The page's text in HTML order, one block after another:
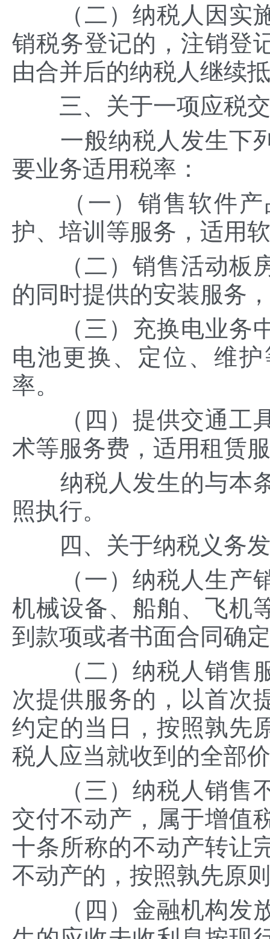
（二）纳税人因实施
销税务登记的，注销登
由合并后的纳税人继续
三、关于一项应税交
一般纳税人发生下列
要业务适用税率：
（一）销售软件产
护、培训等服务，适用
（二）销售活动板房
的同时提供的安装服务
（三）充换电业务中
电池更换、定位、维
率。
（四）提供交通工具
术等服务费，适用租赁
纳税人发生的与本条
照执行。
四、关于纳税义务
（一）纳税人生产销
机械设备、船舶、飞机
到款项或者书面合同确
（二）纳税人销售服
次提供服务的，以首次
约定的当日，按照孰先
税人应当就收到的全部
（三）纳税人销售不
交付不动产，属于增值
十条所称的不动产转让
不动产的，按照孰先原
（四）金融机构发放